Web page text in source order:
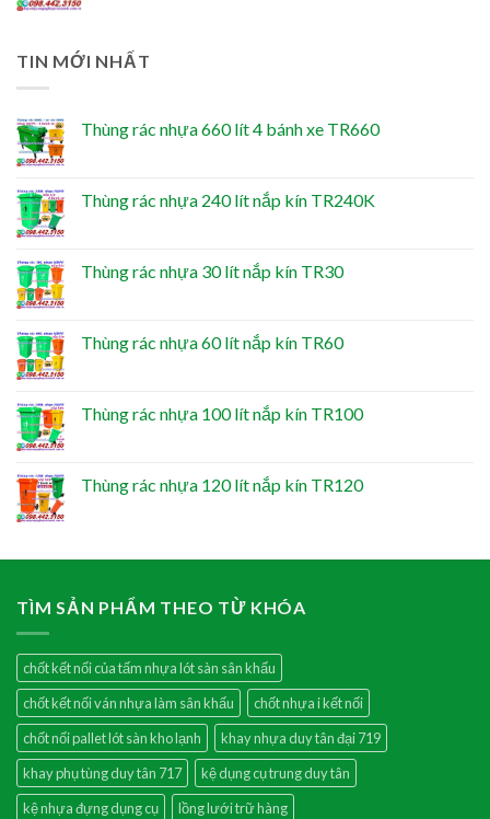
TIN MỚI NHẤT
Thùng rác nhựa 660 lít 4 bánh xe TR660
Thùng rác nhựa 240 lít nắp kín TR240K
Thùng rác nhựa 30 lít nắp kín TR30
Thùng rác nhựa 60 lít nắp kín TR60
Thùng rác nhựa 100 lít nắp kín TR100
Thùng rác nhựa 120 lít nắp kín TR120
TÌM SẢN PHẨM THEO TỪ KHÓA
chốt kết nối của tấm nhựa lót sàn sân khấu
chốt kết nối ván nhựa làm sân khấu
chốt nhựa i kết nối
chốt nối pallet lót sàn kho lạnh
khay nhựa duy tân đại 719
khay phụ tùng duy tân 717
kệ dụng cụ trung duy tân
kệ nhựa đựng dụng cụ
lồng lưới trữ hàng